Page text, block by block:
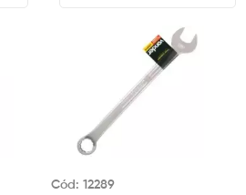
Cód: 12289